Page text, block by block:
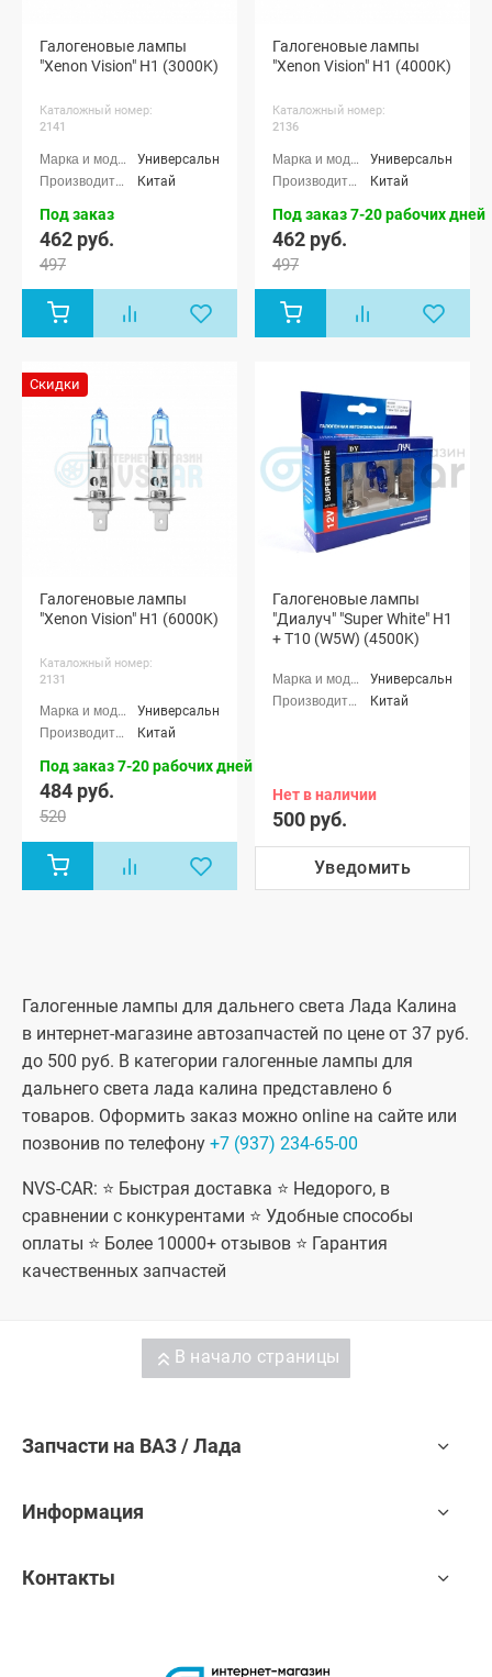
Галогеновые лампы
"Xenon Vision" H1 (3000K)
Каталожный номер:
2141
Универсальные
Китай
Под заказ
462 руб.
497
Галогеновые лампы
"Xenon Vision" H1 (4000K)
Каталожный номер:
2136
Универсальные
Китай
Под заказ 7-20 рабочих дней
462 руб.
497
Скидки
Галогеновые лампы
"Xenon Vision" H1 (6000K)
Каталожный номер:
2131
Универсальные
Китай
Под заказ 7-20 рабочих дней
484 руб.
520
Галогеновые лампы
"Диалуч" "Super White" H1
+ T10 (W5W) (4500K)
Универсальные
Китай
Нет в наличии
500 руб.
Уведомить
Галогенные лампы для дальнего света Лада Калина
в интернет-магазине автозапчастей по цене от 37 руб.
до 500 руб. В категории галогенные лампы для
дальнего света лада калина представлено 6
товаров. Оформить заказ можно online на сайте или
позвонив по телефону +7 (937) 234-65-00
NVS-CAR: ⭐ Быстрая доставка ⭐ Недорого, в
сравнении с конкурентами ⭐ Удобные способы
оплаты ⭐ Более 10000+ отзывов ⭐ Гарантия
качественных запчастей
В начало страницы
Запчасти на ВАЗ / Лада
Информация
Контакты